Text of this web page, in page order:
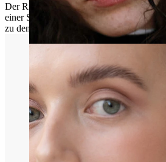
Nase
Der Ring misst standardmäßig 8 mm im
einer Stabstärke von 1 mm und 1,2 mm
zu den meisten Ohr- und